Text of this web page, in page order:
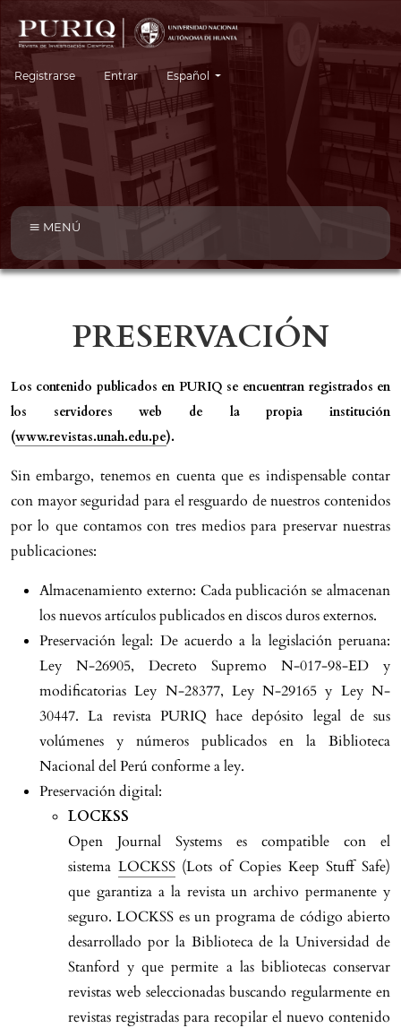
Registrarse Entrar Cambiar el idioma. El idioma actual es:
Español
MENÚ
PRESERVACIÓN
Los contenido publicados en PURIQ se encuentran registrados en
los servidores web de la propia institución
(www.revistas.unah.edu.pe).
Sin embargo, tenemos en cuenta que es indispensable contar
con mayor seguridad para el resguardo de nuestros contenidos
por lo que contamos con tres medios para preservar nuestras
publicaciones:
Almacenamiento externo: Cada publicación se almacenan
los nuevos artículos publicados en discos duros externos.
Preservación legal: De acuerdo a la legislación peruana:
Ley N-26905, Decreto Supremo N-017-98-ED y
modificatorias Ley N-28377, Ley N-29165 y Ley N-
30447. La revista PURIQ hace depósito legal de sus
volúmenes y números publicados en la Biblioteca
Nacional del Perú conforme a ley.
Preservación digital:
LOCKSS
Open Journal Systems es compatible con el
sistema LOCKSS(Lots of Copies Keep Stuff Safe)
que garantiza a la revista un archivo permanente y
seguro. LOCKSS es un programa de código abierto
desarrollado por la Biblioteca de la Universidad de
Stanford y que permite a las bibliotecas conservar
revistas web seleccionadas buscando regularmente en
revistas registradas para recopilar el nuevo contenido